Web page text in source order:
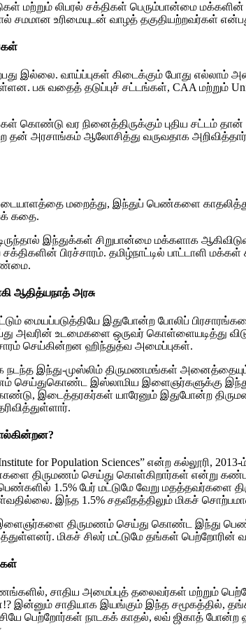
மற்றும் லிபரல் சக்திகள் பெரும்பான்மை
சமமான உரிமையுடன் வாழத் தகுதியற்றவர்கள்
இல்லை. வாய்ப்புகள் கிடைக்கும் போது எல்லாம்
பசு வதைத் தடுப்புச் சட்டங்கள், CAA மற்றும்
வர நினைத்திருக்கும் புதிய சட்டம் தான்
தன் அரசாங்கம் ஆலோசித்து வருவதாக
மறைத்து, இந்துப் பெண்களை காதலித்து,
கதை.
இந்துக்கள் சிறுபான்மை மக்களாக
சக்திகளின் பிரச்சாரம். தமிழ்நாட்டில் பாட்டாளி
ஆதித்யநாத் அரசு
மையப்படுத்தியே இதுபோன்ற போலிப்
அவரின் உடமைகளை ஒருவர் கொள்ளையடித்து
செய்கின்றன ஹிந்துத்வ அமைப்புகள்.
நடந்த இந்து-முஸ்லிம் திருமணமங்கள்
செய்துகொண்ட இஸ்லாமிய இளைஞர்களுக்கு
இடைத்தரகர்கள் யாரேனும் இதுபோன்ற
for Population Sciences” என்ற
திருமணம் செய்து கொள்கிறார்கள் என்று
1.5% பேர் மட்டுமே வேறு
இந்த 1.5% சதவீதத்திலும் மிகச்
இளைஞர்களை திருமணம் செய்து கொண்ட இந்து
மிகச் சிலர் மட்டுமே தங்கள் பெற்றோரின்
சாதிய அமைப்புத் தலைவர்கள் மற்றும்
இன்னும் சாதியாக இயங்கும் இந்த
பெற்றோர்கள் நாடகக் காதல், லவ் ஜிகாத்